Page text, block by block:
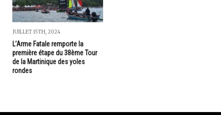
JUILLET 15TH, 2024
L’Arme Fatale remporte la
première étape du 38ème Tour
de la Martinique des yoles
rondes